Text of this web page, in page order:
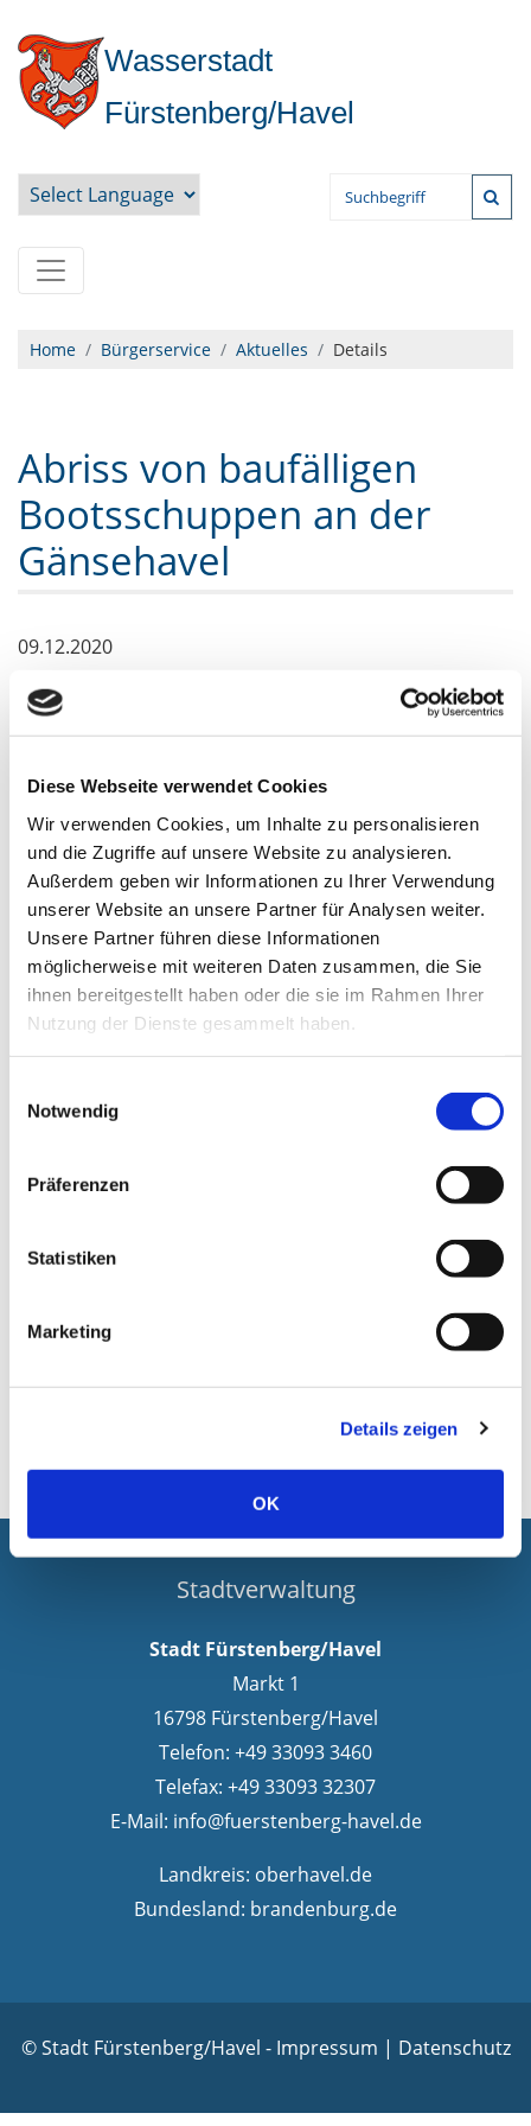
Diese Webseite verwendet Cookies
Wir verwenden Cookies, um Inhalte zu personalisieren
und die Zugriffe auf unsere Website zu analysieren.
Außerdem geben wir Informationen zu Ihrer Verwendung
unserer Website an unsere Partner für Analysen weiter.
Unsere Partner führen diese Informationen
möglicherweise mit weiteren Daten zusammen, die Sie
ihnen bereitgestellt haben oder die sie im Rahmen Ihrer
Nutzung der Dienste gesammelt haben.
Notwendig
Präferenzen
Statistiken
Marketing
Details zeigen
OK
Wasserstadt
Fürstenberg/Havel
Home Bürgerservice Aktuelles Details
Abriss von baufälligen
Bootsschuppen an der
Gänsehavel
09.12.2020
In der Havelstraße wurden im Auftrag der Stadt
marode Bootsschuppen abgerissen. Die Arbeiten
der baufälligen Schuppen hat man nun von der
Havelstraße und dem Spielplatz wieder einen freien
Blick auf die Gänsehavel. Die Stadt plant darüber
hinaus in einem weiteren Schritt den Uferbereich
zwischen Spielplatz und Gänsehavel aufzuwerten.
Stadtverwaltung
Stadt Fürstenberg/Havel
Markt 1
16798 Fürstenberg/Havel
Telefon: +49 33093 3460
Telefax: +49 33093 32307
E-Mail: info@fuerstenberg-havel.de
Landkreis: oberhavel.de
Bundesland: brandenburg.de
© Stadt Fürstenberg/Havel - Impressum | Datenschutz